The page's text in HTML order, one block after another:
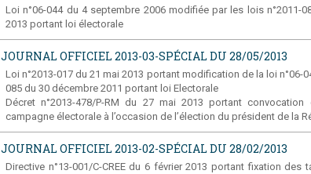
Loi n°06-044 du 4 septembre 2006 modifiée par les lois n°2011-
2013 portant loi électorale
JOURNAL OFFICIEL 2013-03-SPÉCIAL DU 28/05/2013
Loi n°2013-017 du 21 mai 2013 portant modification de la loi n°06-
085 du 30 décembre 2011 portant loi Electorale
Décret n°2013-478/P-RM du 27 mai 2013 portant
campagne électorale à l’occasion de l’élection du président de la
JOURNAL OFFICIEL 2013-02-SPÉCIAL DU 28/02/2013
Directive n°13-001/C-CREE du 6 février 2013 portant fixation